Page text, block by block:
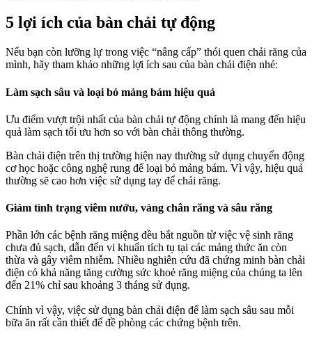
5 lợi ích của bàn chải tự động
Nếu bạn còn lưỡng lự trong việc “nâng cấp” thói quen chải răng của
mình, hãy tham khảo những lợi ích sau của bàn chải điện nhé:
Làm sạch sâu và loại bỏ mảng bám hiệu quả
Ưu điểm vượt trội nhất của bàn chải tự động chính là mang đến hiệu
quả làm sạch tối ưu hơn so với bàn chải thông thường.
Bàn chải điện trên thị trường hiện nay thường sử dụng chuyển động
cơ học hoặc công nghệ rung để loại bỏ mảng bám. Vì vậy, hiệu quả
thường sẽ cao hơn việc sử dụng tay để chải răng.
Giảm tình trạng viêm nướu, vàng chân răng và sâu răng
Phần lớn các bệnh răng miệng đều bắt nguồn từ việc vệ sinh răng
chưa đủ sạch, dẫn đến vi khuẩn tích tụ tại các mảng thức ăn còn
thừa và gây viêm nhiễm. Nhiều nghiên cứu đã chứng minh bàn chải
điện có khả năng tăng cường sức khoẻ răng miệng của chúng ta lên
đến 21% chỉ sau khoảng 3 tháng sử dụng.
Chính vì vậy, việc sử dụng bàn chải điện để làm sạch sâu sau mỗi
bữa ăn rất cần thiết để đề phòng các chứng bệnh trên.